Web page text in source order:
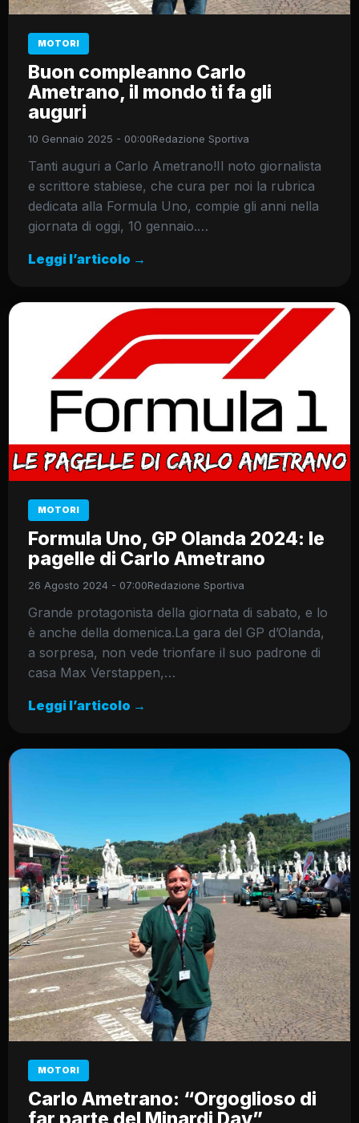
MOTORI
Buon compleanno Carlo
Ametrano, il mondo ti fa gli
auguri
10 Gennaio 2025 - 00:00Redazione Sportiva
Tanti auguri a Carlo Ametrano!Il noto giornalista
e scrittore stabiese, che cura per noi la rubrica
dedicata alla Formula Uno, compie gli anni nella
giornata di oggi, 10 gennaio.…
Leggi l’articolo →
MOTORI
Formula Uno, GP Olanda 2024: le
pagelle di Carlo Ametrano
26 Agosto 2024 - 07:00Redazione Sportiva
Grande protagonista della giornata di sabato, e lo
è anche della domenica.La gara del GP d’Olanda,
a sorpresa, non vede trionfare il suo padrone di
casa Max Verstappen,…
Leggi l’articolo →
MOTORI
Carlo Ametrano: “Orgoglioso di